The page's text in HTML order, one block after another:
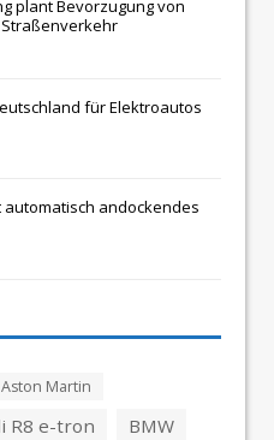
plant Bevorzugung von
für Elektroautos
automatisch andockendes
Aston Martin
R8 e-tron BMW